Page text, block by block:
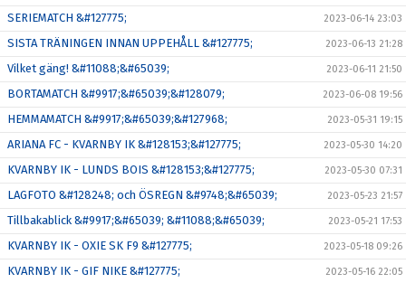
SERIEMATCH &#127775; 2023-06-14 23:03
SISTA TRÄNINGEN INNAN UPPEHÅLL &#127775; 2023-06-13 21:28
Vilket gäng! &#11088;&#65039; 2023-06-11 21:50
BORTAMATCH &#9917;&#65039;&#128079; 2023-06-08 19:56
HEMMAMATCH &#9917;&#65039;&#127968; 2023-05-31 19:15
ARIANA FC - KVARNBY IK &#128153;&#127775; 2023-05-30 14:20
KVARNBY IK - LUNDS BOIS &#128153;&#127775; 2023-05-30 07:31
LAGFOTO &#128248; och ÖSREGN &#9748;&#65039; 2023-05-23 21:57
Tillbakablick &#9917;&#65039; &#11088;&#65039; 2023-05-21 17:53
KVARNBY IK - OXIE SK F9 &#127775; 2023-05-18 09:26
KVARNBY IK - GIF NIKE &#127775; 2023-05-16 22:05